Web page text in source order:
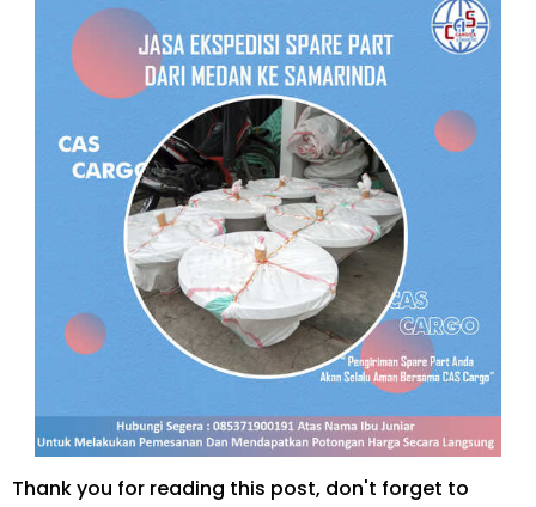
Thank you for reading this post, don't forget to